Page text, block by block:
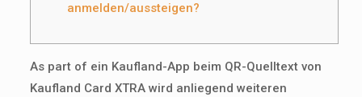
anmelden/aussteigen?
As part of ein Kaufland-App beim QR-Quelltext von
Kaufland Card XTRA wird anliegend weiteren